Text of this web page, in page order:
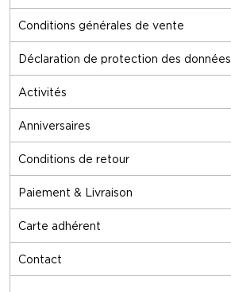
Conditions générales de vente
Déclaration de protection des données
Activités
Anniversaires
Conditions de retour
Paiement & Livraison
Carte adhérent
Contact